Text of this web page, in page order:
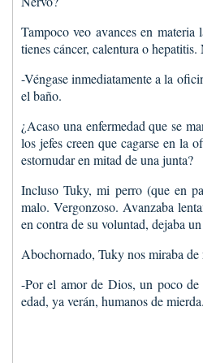
Tampoco veo avances en
tienes cáncer, calentura o
-Véngase inmediatamente a la
el baño.
¿Acaso una enfermedad que se
los jefes creen que cagarse en la
estornudar en mitad de una junta?
Incluso Tuky, mi perro (que en
malo. Vergonzoso. Avanzaba
en contra de su voluntad, dejaba
Abochornado, Tuky nos miraba
-Por el amor de Dios, un poco
edad, ya verán, humanos de mierda.